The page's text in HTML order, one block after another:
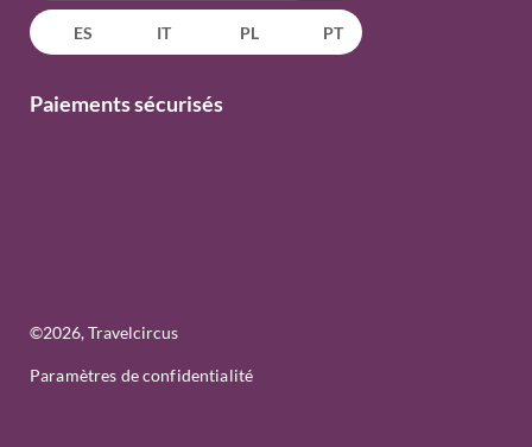
ES IT PL PT
Paiements sécurisés
©2026, Travelcircus
Paramètres de confidentialité